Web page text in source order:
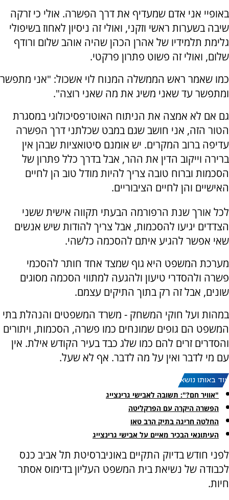
באופיי אני אדם שמעדיף את דרך הפשרה. אולי כי זרקה
שיבה בשערות ראשי וזקני, ואולי זה ניסיון לאחוז בשיפולי
גלימת תלמידיו של אהרן הכהן שהיה אוהב שלום ורודף
שלום, ואולי זה פשוט פתרון פרקטי.
כמו שאמר ראש הממשלה המנוח לוי אשכול: "אני מתפשר
ומתפשר עד שאני משיג את מה שאני רוצה".
גם אם לא אמצה את הניתוח האוטו־פסיכולוגי במסגרת
הטור הזה, אני חושב שגם במבט שכלתני דרך הפשרה
עדיפה ברוב המקרים. יש אומנם סיטואציות שבהן אין
ברירה וייקוב הדין את ההר, אבל בדרך כלל פתרון של
הסכמות וברוח טובה צריך להיות מודל טוב הן לחיים
האישיים והן לחיים הציבוריים.
לכל אורך שנת הרפורמה הבעתי תקווה אישית ששני
הצדדים יגיעו להסכמות, אבל צריך להודות שיש אנשים
שאי אפשר להגיע איתם להסכמה כלשהי.
מערכת המשפט היא גוף שמצד אחד חותר להסכמי
פשרה ולהסדרי טיעון ולהגעה למתווי הסכמה מסוגים
שונים, אבל זה רק בתוך התיקים עצמם.
במהות ועל חוקי המשחק - משרד המשפטים והנהלת בתי
המשפט הם גופים שמונחים כמו פשרה, הסכמות, ויתורים
והסדרים זרים להם כמו שלג כבד בעיר הקודש אילת. אין
עם מי לדבר ואין על מה לדבר. אף לא שעל.
עוד באותו נושא:
"אוויר חם?": תשובה לאבישי גרינצייג
הפשרה היקרה עם הפרקליטה
החלטה חריגה בתיק הרב טאו
העיתונאי הבכיר מאיים על אבישי גרינצייג
לפני חודש בדיוק התקיים באוניברסיטת תל אביב כנס
לכבודה של נשיאת בית המשפט העליון בדימוס אסתר
חיות.